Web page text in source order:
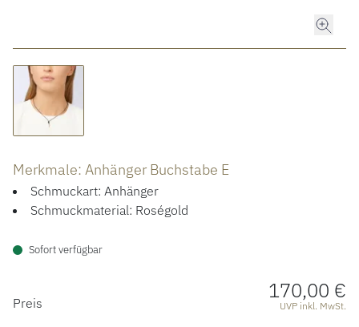
HOCHZEIT
ACCESSOIRES
Merkmale: Anhänger Buchstabe E
Schmuckart: Anhänger
Schmuckmaterial: Roségold
Sofort verfügbar
PREISINFORMATIONEN
Preis 170,00 €
UVP inkl. MwSt.